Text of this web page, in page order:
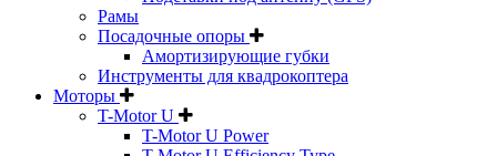
Рамы
Посадочные опоры
Амортизирующие губки
Инструменты для квадрокоптера
Моторы
T-Motor U
T-Motor U Power